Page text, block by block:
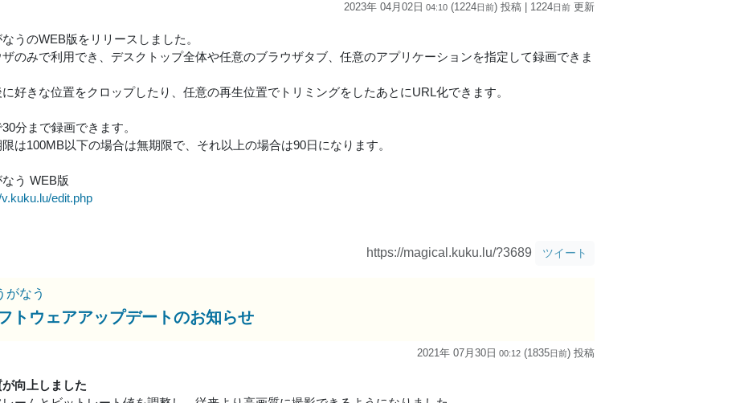
2023年 04月02日 04:10 (1224日前) 投稿 | 1224日前 更新
うのWEB版をリリースしました。
ザのみで利用でき、デスクトップ全体や任意のブラウザタブ、任意のアプリケーションを指定して録画できま
好きな位置をクロップしたり、任意の再生位置でトリミングをしたあとにURL化できます。
分まで録画できます。
は100MB以下の場合は無期限で、それ以上の場合は90日になります。
なう WEB版
edit.php
https://magical.kuku.lu/?3689 ツイート
がなう
トウェアアップデートのお知らせ
2021年 07月30日 00:12 (1835日前) 投稿
が向上しました